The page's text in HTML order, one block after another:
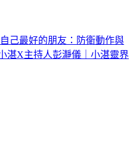
己最好的朋友：防衛動作與
X主持人彭瀞儀｜小湛靈界